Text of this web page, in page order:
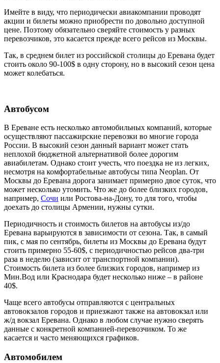
Имейте в виду, что периодически авиакомпании проводят
акции и билеты можно приобрести по довольно доступной
цене. Поэтому обязательно сверяйте стоимость у разных
перевозчиков, это касается прежде всего рейсов из Москвы.
Так, в среднем билет из российской столицы до Еревана будет
стоить около 90-100$ в одну сторону, но в высокий сезон цена
может колебаться.
Автобусом
В Ереване есть несколько автомобильных компаний, которые
осуществляют пассажирские перевозки во многие города
России. В высокий сезон данный вариант может стать
неплохой бюджетной альтернативой более дорогим
авиабилетам. Однако стоит учесть, что поездка не из легких,
несмотря на комфортабельные автобусы типа Neoplan. От
Москвы до Еревана дорога занимает примерно двое суток, что
может несколько утомить. Что же до более близких городов,
например, Сочи или Ростова-на-Дону, то для того, чтобы
доехать до столицы Армении, нужны сутки.
Периодичность и стоимость билетов на автобусы из/до
Еревана варьируются в зависимости от сезона. Так, в самый
пик, с мая по сентябрь, билеты из Москвы до Еревана будут
стоить примерно 55-60$, с периодичностью рейсов два-три
раза в неделю (зависит от транспортной компании).
Стоимость билета из более близких городов, например из
Мин.Вод или Краснодара будет несколько ниже – в районе
40$.
Чаще всего автобусы отправляются с центральных
автовокзалов городов и приезжают также на автовокзал или
ж/д вокзал Еревана. Однако в любом случае нужно сверять
данные с конкретной компанией-перевозчиком. То же
касается и часто меняющихся графиков.
Автомобилем